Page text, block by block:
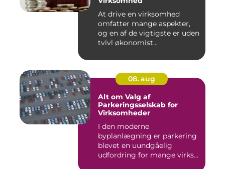
At drive en virksomhed
omfatter mange aspekter,
og en af de vigtigste er uden
tvivl økonomist...
08. aug
Alt om Valg af
Parkeringsselskab for
Virksomheder
I den moderne
byplanlægning er parkering
blevet en uundgåelig
udfordring for mange virks...